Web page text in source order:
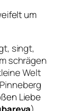
um
singt,
schrägen
Welt
Liebe